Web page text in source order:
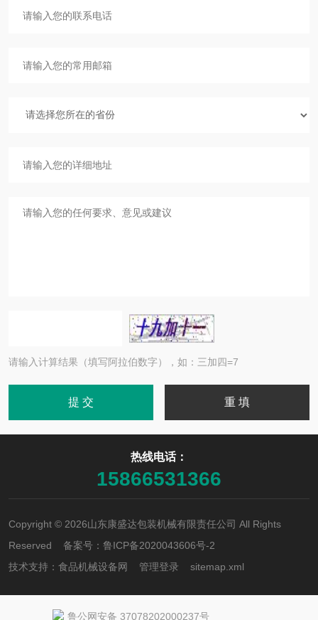
请输入计算结果（填写阿拉伯数字），如：三加四=7
热线电话：
15866531366
Copyright © 2026山东康盛达包装机械有限责任公司 All Rights
Reserved 备案号： 鲁ICP备2020043606号-2
技术支持： 食品机械设备网 管理登录 sitemap.xml
鲁公网安备 37078202000237号